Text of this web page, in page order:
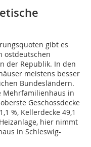
gibt es
ostdeutschen
der Republik. In den
meistens besser
Bundesländern.
Mehrfamilienhaus in
Geschossdecke
%, Kellerdecke 49,1
hier nimmt
in Schleswig-